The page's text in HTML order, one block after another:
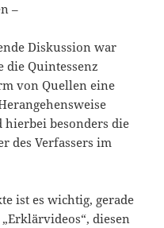
–
Diskussion war
Quintessenz
von Quellen eine
hierbei besonders die
des Verfassers im
ist es wichtig, gerade
diesen